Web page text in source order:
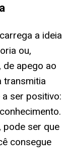
a ideia
ou,
de apego ao
transmitia
ser positivo:
pode ser que
consegue